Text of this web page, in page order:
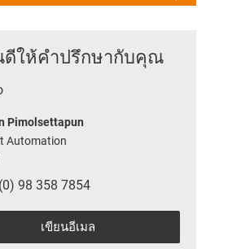
ดีให้คำปรึกษากับคุณ
Pimolsettapun
Automation
98 358 7854
เขียนอีเมล